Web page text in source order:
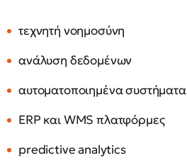
τεχνητή νοημοσύνη
ανάλυση δεδομένων
αυτοματοποιημένα συστήματα
ERP και WMS πλατφόρμες
predictive analytics